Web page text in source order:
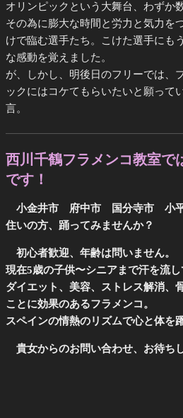
オリンピックという大舞台、わずか
その為に膨大な時間と労力と気力を
けで臨む選手たち。こけた選手にも
な感動を覚えました。
が、しかし、明後日のフリーでは、
ックにはコケてもらいたいと願って
言。
西川千鶴フラメンコ教室で
です！
小金井市 府中市 国分寺市 小
住いの方、踊ってみませんか？
初心者歓迎、年齢は問いません。
現在5歳の子供〜シニアまで汗を流し
ダイエット、美容、ストレス解消、
ことに効果のあるフラメンコ。
スペインの情熱のリズムで心と体を
貴女からのお問い合わせ、お待ち